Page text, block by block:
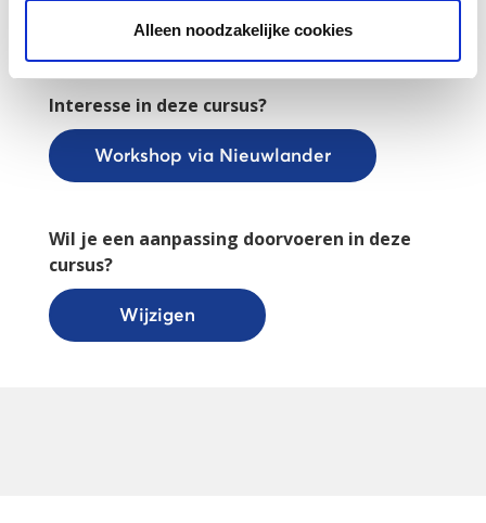
Alleen noodzakelijke cookies
trainer.
Interesse in deze cursus?
Workshop via Nieuwlander
Wil je een aanpassing doorvoeren in deze
cursus?
Wijzigen